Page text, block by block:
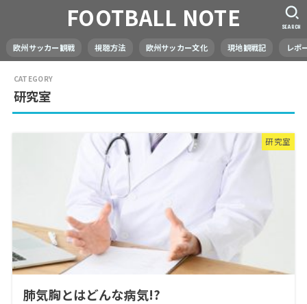
FOOTBALL NOTE
欧州サッカー観戦 視聴方法 欧州サッカー文化 現地観戦記 レポ
SEARCH
研究室
研究室
肺気胸とはどんな病気!?